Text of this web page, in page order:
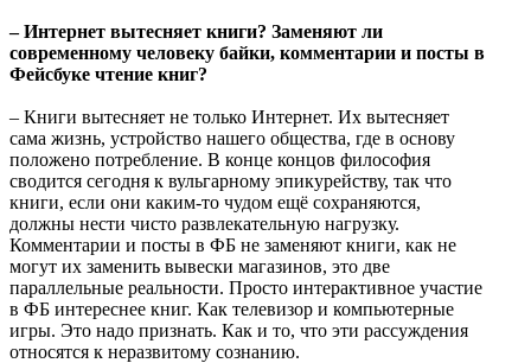
– Интернет вытесняет книги? Заменяют ли
современному человеку байки, комментарии и посты в
Фейсбуке чтение книг?
– Книги вытесняет не только Интернет. Их вытесняет
сама жизнь, устройство нашего общества, где в основу
положено потребление. В конце концов философия
сводится сегодня к вульгарному эпикурейству, так что
книги, если они каким-то чудом ещё сохраняются,
должны нести чисто развлекательную нагрузку.
Комментарии и посты в ФБ не заменяют книги, как не
могут их заменить вывески магазинов, это две
параллельные реальности. Просто интерактивное участие
в ФБ интереснее книг. Как телевизор и компьютерные
игры. Это надо признать. Как и то, что эти рассуждения
относятся к неразвитому сознанию.